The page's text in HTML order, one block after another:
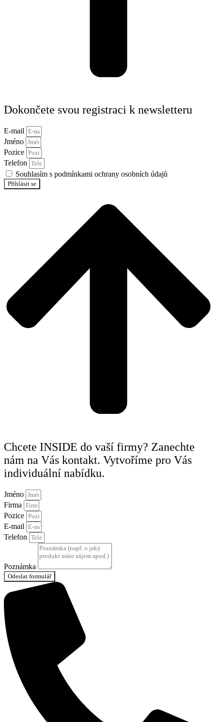
Dokončete svou registraci k newsletteru
E-mail
Jméno
Pozice
Telefon
Souhlasím s podmínkami ochrany osobních údajů
Přihlásit se
Chcete INSIDE do vaší firmy? Zanechte
nám na Vás kontakt. Vytvoříme pro Vás
individuální nabídku.
Jméno
Firma
Pozice
E-mail
Telefon
Poznámka
Odeslat formulář